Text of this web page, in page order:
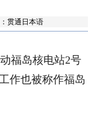
贯通日本语
福岛核电站2号
作也被称作福岛